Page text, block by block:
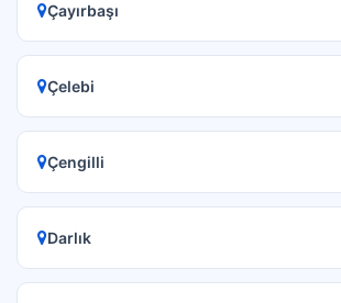
Çayırbaşı
Çelebi
Çengilli
Darlık